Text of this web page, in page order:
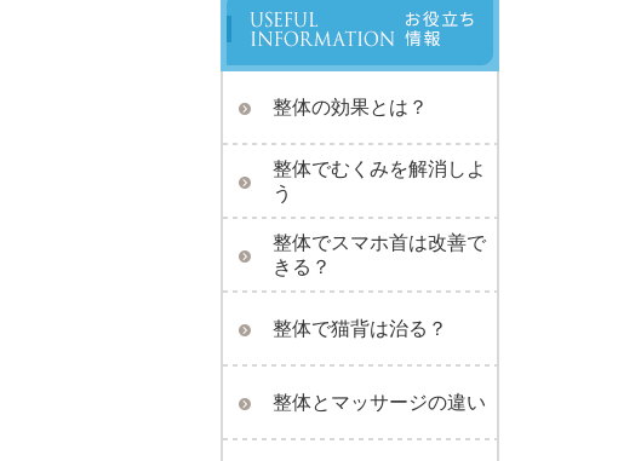
整体の効果とは？
整体でむくみを解消しよ
う
整体でスマホ首は改善で
きる？
整体で猫背は治る？
整体とマッサージの違い